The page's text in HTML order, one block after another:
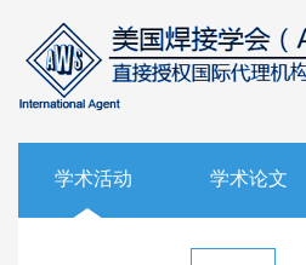
学术活动 学术论文